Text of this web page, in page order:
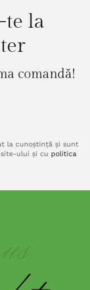
te la
comandă!
la cunoștință și sunt
ului și cu politica